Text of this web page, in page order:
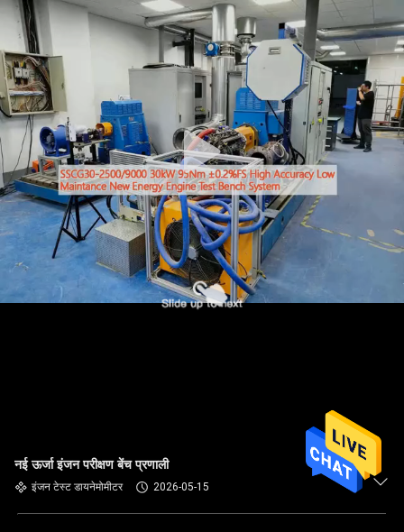
नई ऊर्जा इंजन परीक्षण बेंच प्रणाली
इंजन टेस्ट डायनेमोमीटर 2026-05-15